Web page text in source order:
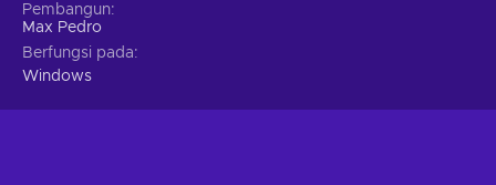
Pembangun
Max Pedro
Berfungsi pada
Windows